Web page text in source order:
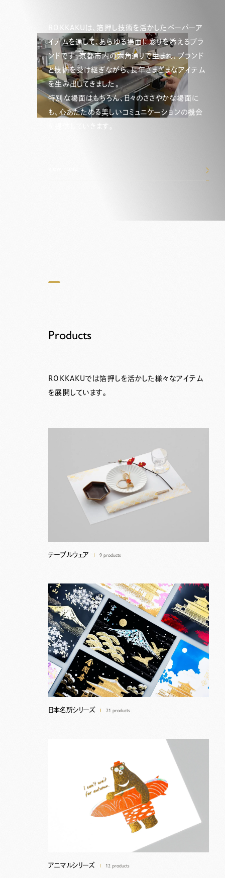
ROKKAKUは、箔押し技術を活かしたペーパーア
イテムを通して、あらゆる場面に彩りを添えるブラ
ンドです。京都市内の六角通りで生まれ、ブランド
と技術を受け継ぎながら、長年さまざまなアイテム
を生み出してきました。
特別な場面はもちろん、日々のささやかな場面に
も、心あたためる美しいコミュニケーションの機会
を提供していきます。
Products
ROKKAKUでは箔押しを活かした様々なアイテム
を展開しています。
テーブルウェア 9 products
日本名所シリーズ 21 products
アニマルシリーズ 12 products